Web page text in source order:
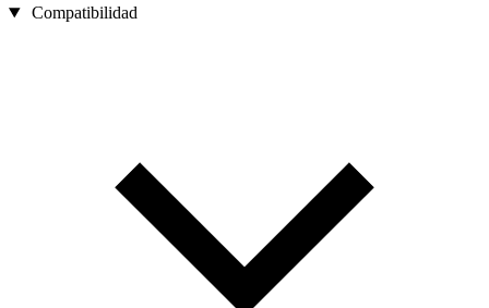
Compatibilidad